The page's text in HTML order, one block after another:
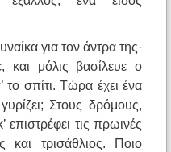
για τον άντρα της·
και μόλις βασίλευε ο
το σπίτι. Τώρα έχει ένα
Στους δρόμους,
επιστρέφει τις πρωινές
και τρισάθλιος. Ποιο